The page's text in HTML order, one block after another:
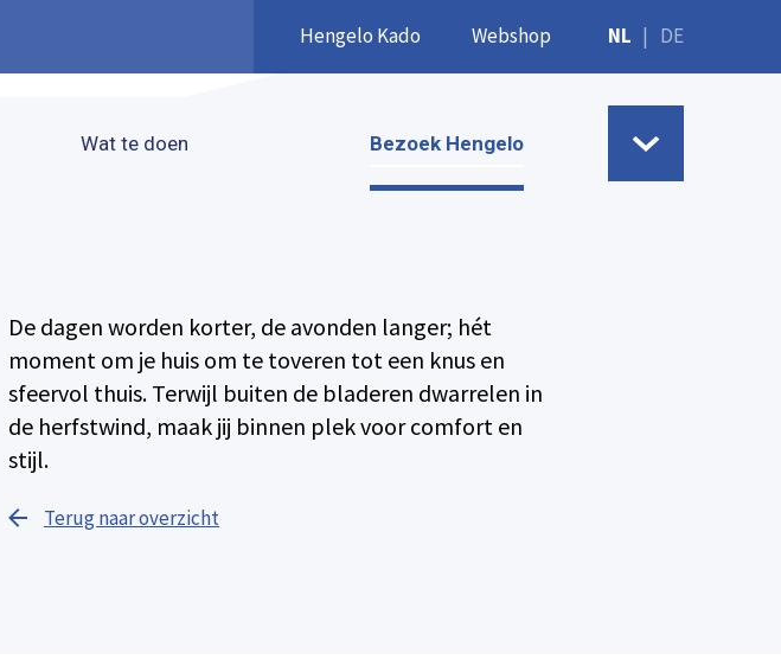
Hengelo Kado Webshop NL | DE
Wat te doen Bezoek Hengelo
De dagen worden korter, de avonden langer; hét
moment om je huis om te toveren tot een knus en
sfeervol thuis. Terwijl buiten de bladeren dwarrelen in
de herfstwind, maak jij binnen plek voor comfort en
stijl.
Terug naar overzicht